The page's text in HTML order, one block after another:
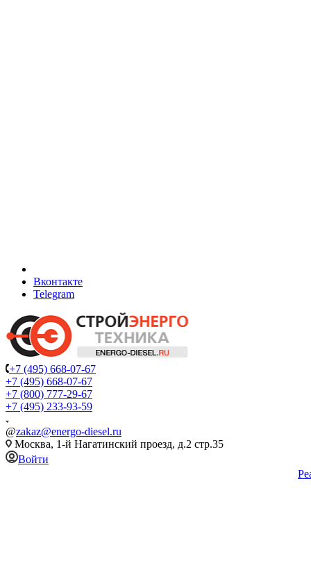
Вконтакте
Telegram
+7 (495) 668-07-67
+7 (495) 668-07-67
+7 (800) 777-29-67
+7 (495) 233-93-59
@zakaz@energo-diesel.ru
Москва, 1-й Нагатинский проезд, д.2 стр.35
Войти